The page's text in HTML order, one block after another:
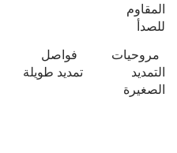
المقاوم
للصدأ
مروحيات
التمديد
الصغيرة
فواصل
تمديد طويلة